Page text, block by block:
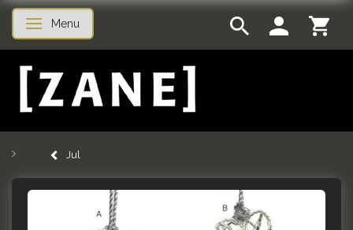
Skifte navigation
Menu
Jul